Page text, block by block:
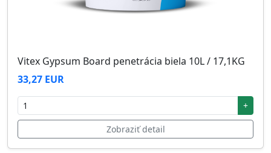
Vitex Gypsum Board penetrácia biela 10L / 17,1KG
33,27 EUR
+
Zobraziť detail